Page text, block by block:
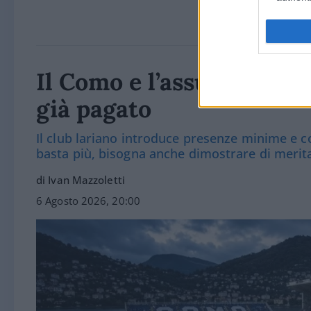
Il Como e l’assurda
già pagato
Il club lariano introduce presenze minime e
basta più, bisogna anche dimostrare di
di Ivan Mazzoletti
6 Agosto 2026, 20:00